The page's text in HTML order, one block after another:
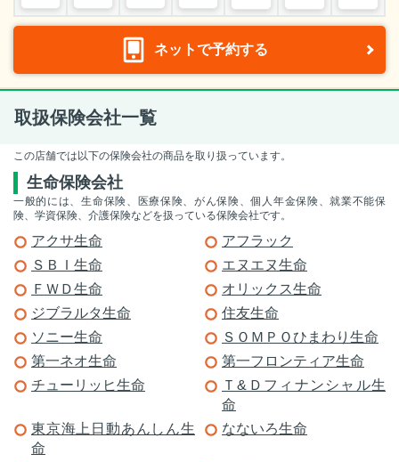
ネットで予約する
取扱保険会社一覧
この店舗では以下の保険会社の商品を取り扱っています。
生命保険会社
一般的には、生命保険、医療保険、がん保険、個人年金保険、就業不能保
険、学資保険、介護保険などを扱っている保険会社です。
アクサ生命
アフラック
ＳＢＩ生命
エヌエヌ生命
ＦＷＤ生命
オリックス生命
ジブラルタ生命
住友生命
ソニー生命
ＳＯＭＰＯひまわり生命
第一ネオ生命
第一フロンティア生命
チューリッヒ生命
Ｔ&Ｄフィナンシャル生
命
東京海上日動あんしん生
命
なないろ生命